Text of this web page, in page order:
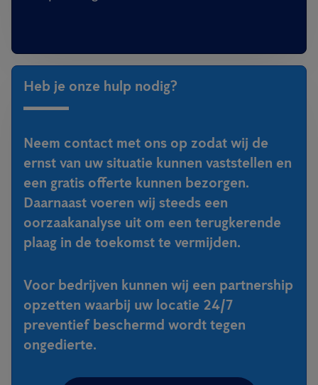
Heb je onze hulp nodig?
Neem contact met ons op zodat wij de
ernst van uw situatie kunnen vaststellen en
een gratis offerte kunnen bezorgen.
Daarnaast voeren wij steeds een
oorzaakanalyse uit om een terugkerende
plaag in de toekomst te vermijden.
Voor bedrijven kunnen wij een partnership
opzetten waarbij uw locatie 24/7
preventief beschermd wordt tegen
ongedierte.